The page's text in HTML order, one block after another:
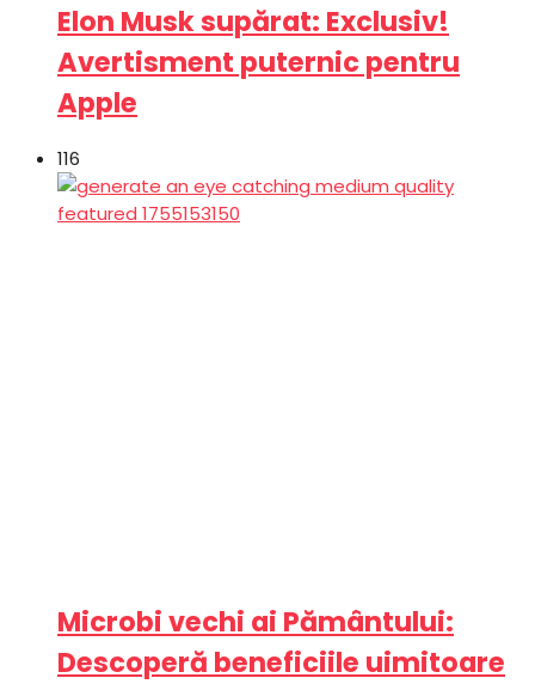
Elon Musk supărat: Exclusiv!
Avertisment puternic pentru
Apple
116
Microbi vechi ai Pământului:
Descoperă beneficiile uimitoare